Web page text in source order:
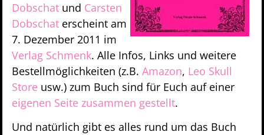
Dobschat und Carsten
Dobschat erscheint am
7. Dezember 2011 im
Verlag Schmenk. Alle Infos, Links und weitere
Bestellmöglichkeiten (z.B. Amazon, Leo Skull
Store usw.) zum Buch sind für Euch auf einer
eigenen Seite zusammen gestellt.
Und natürlich gibt es alles rund um das Buch